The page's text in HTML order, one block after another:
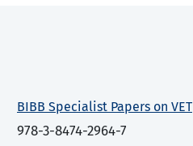
BIBB Specialist Papers on VET
978-3-8474-2964-7